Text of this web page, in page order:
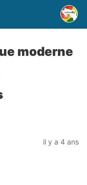
moderne
il y a 4 ans